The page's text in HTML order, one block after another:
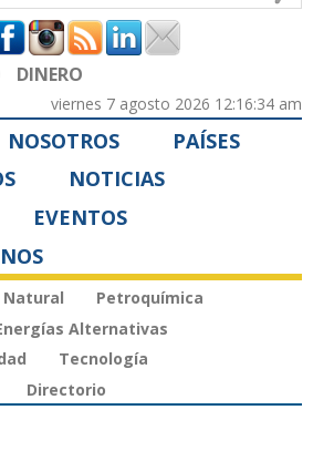
búsqueda
DINERO
viernes 7 agosto 2026 12:16:34 am
NOSOTROS
PAÍSES
NOTICIAS
EVENTOS
Natural
Petroquímica
Alternativas
Tecnología
Directorio